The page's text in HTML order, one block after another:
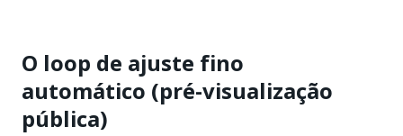
O loop de ajuste fino
automático (pré-visualização
pública)